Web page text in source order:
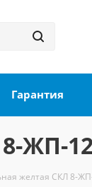
Гарантия
ЖП-
желтая СКЛ 8-